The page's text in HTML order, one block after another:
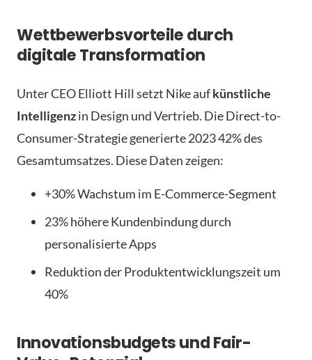
Wettbewerbsvorteile durch
digitale Transformation
Unter CEO Elliott Hill setzt Nike aufkünstliche
Intelligenzin Design und Vertrieb. Die Direct-to-
Consumer-Strategie generierte 2023 42% des
Gesamtumsatzes. Diese Daten zeigen:
+30% Wachstum im E-Commerce-Segment
23% höhere Kundenbindung durch
personalisierte Apps
Reduktion der Produktentwicklungszeit um
40%
Innovationsbudgets und Fair-